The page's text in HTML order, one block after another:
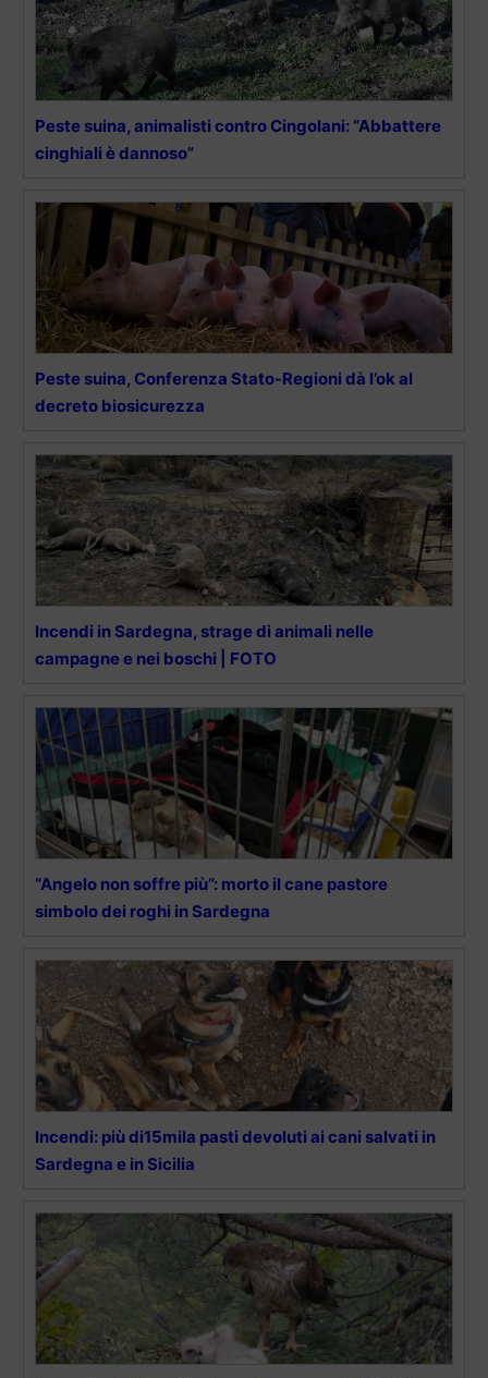
Peste suina, animalisti contro Cingolani: “Abbattere
cinghiali è dannoso”
Peste suina, Conferenza Stato-Regioni dà l’ok al
decreto biosicurezza
Incendi in Sardegna, strage di animali nelle
campagne e nei boschi | FOTO
“Angelo non soffre più”: morto il cane pastore
simbolo dei roghi in Sardegna
Incendi: più di15mila pasti devoluti ai cani salvati in
Sardegna e in Sicilia